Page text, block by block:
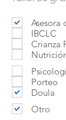
Asesora
IBCLC
Crianza
Porteo
Doula
Otro